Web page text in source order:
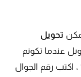
تحويل
عندما تكونم
عبر الرمز #رقم الجوال*67* ، اكتب رقم الجوال